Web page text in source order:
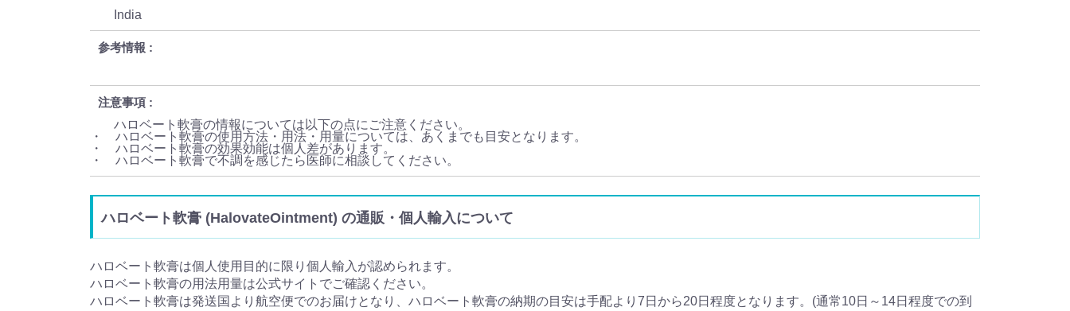
India
参考情報
注意事項
ハロベート軟膏の情報については以下の点にご注意ください。
・ ハロベート軟膏の使用方法・用法・用量については、あくまでも目安となります。
・ ハロベート軟膏の効果効能は個人差があります。
・ ハロベート軟膏で不調を感じたら医師に相談してください。
ハロベート軟膏 (HalovateOintment) の通販・個人輸入について
ハロベート軟膏は個人使用目的に限り個人輸入が認められます。
ハロベート軟膏の用法用量は公式サイトでご確認ください。
ハロベート軟膏は発送国より航空便でのお届けとなり、ハロベート軟膏の納期の目安は手配より7日から20日程度となります。(通常10日～14日程度での到